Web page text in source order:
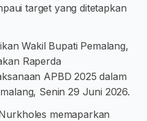
target yang ditetapkan
Wakil Bupati Pemalang,
Raperda
APBD 2025 dalam
Senin 29 Juni 2026.
memaparkan